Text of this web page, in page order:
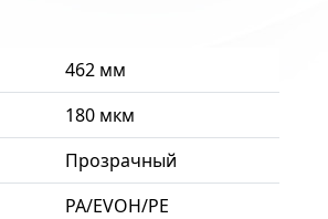
462 мм
180 мкм
Прозрачный
PA/EVOH/PE